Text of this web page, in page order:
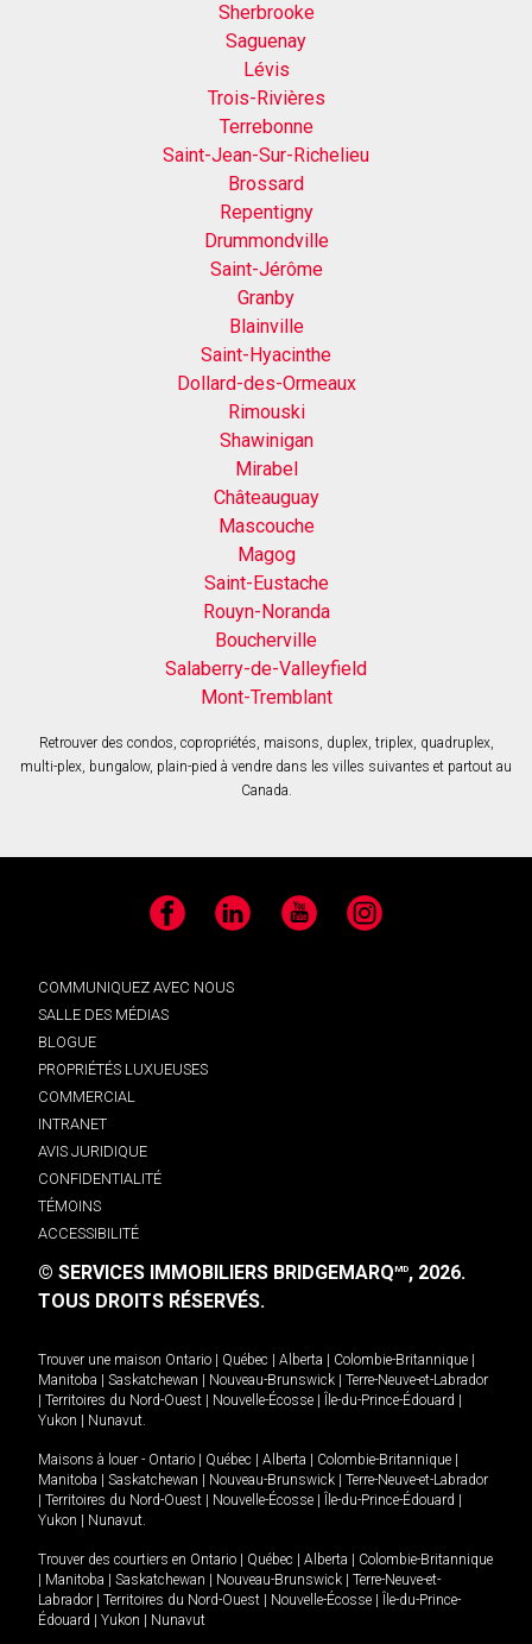
Sherbrooke
Saguenay
Lévis
Trois-Rivières
Terrebonne
Saint-Jean-Sur-Richelieu
Brossard
Repentigny
Drummondville
Saint-Jérôme
Granby
Blainville
Saint-Hyacinthe
Dollard-des-Ormeaux
Rimouski
Shawinigan
Mirabel
Châteauguay
Mascouche
Magog
Saint-Eustache
Rouyn-Noranda
Boucherville
Salaberry-de-Valleyfield
Mont-Tremblant
Retrouver des condos, copropriétés, maisons, duplex, triplex, quadruplex,
multi-plex, bungalow, plain-pied à vendre dans les villes suivantes et partout au
Canada.
Facebook LinkedIn YouTube Instagram
COMMUNIQUEZ AVEC NOUS
SALLE DES MÉDIAS
BLOGUE
PROPRIÉTÉS LUXUEUSES
COMMERCIAL
INTRANET
AVIS JURIDIQUE
CONFIDENTIALITÉ
TÉMOINS
ACCESSIBILITÉ
© SERVICES IMMOBILIERS BRIDGEMARQMD, 2026.
TOUS DROITS RÉSERVÉS.
Trouver une maison Ontario Québec Alberta Colombie-Britannique
Manitoba
Saskatchewan Nouveau-Brunswick
Terre-Neuve-et-Labrador
Territoires du Nord-Ouest Nouvelle-Écosse Île-du-Prince-Édouard
Yukon
Nunavut.
Maisons à louer - Ontario Québec Alberta Colombie-Britannique
Manitoba
Saskatchewan Nouveau-Brunswick
Terre-Neuve-et-Labrador
Territoires du Nord-Ouest Nouvelle-Écosse Île-du-Prince-Édouard
Yukon
Nunavut.
Trouver des courtiers en Ontario Québec Alberta
Colombie-Britannique
Manitoba Saskatchewan Nouveau-Brunswick
Terre-Neuve-et-
Labrador
Territoires du Nord-Ouest Nouvelle-Écosse
Île-du-Prince-
Édouard
Yukon Nunavut